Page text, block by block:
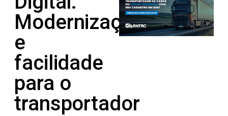
Modernização
e
facilidade
para o
transportador